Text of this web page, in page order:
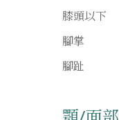
膝頭以下
腳掌
腳趾